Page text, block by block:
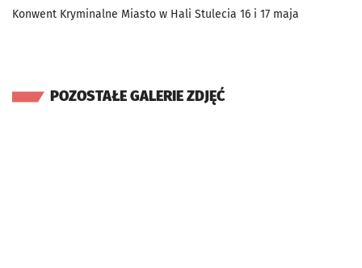
Konwent Kryminalne Miasto w Hali Stulecia 16 i 17 maja
POZOSTAŁE GALERIE ZDJĘĆ